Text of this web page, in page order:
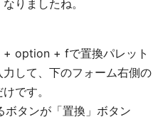
りましたね。
option + fで置換パレット
して、下のフォーム右側の
です。
タンが「置換」ボタン